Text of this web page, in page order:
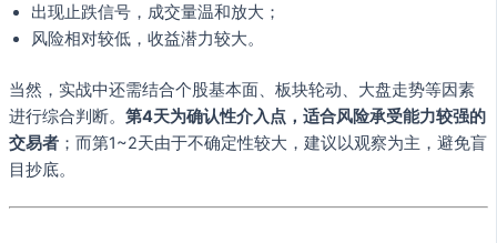
出现止跌信号，成交量温和放大；
风险相对较低，收益潜力较大。
当然，实战中还需结合个股基本面、板块轮动、大盘走势等因素
进行综合判断。 第4天为确认性介入点，适合风险承受能力较强的
交易者 ；而第1~2天由于不确定性较大，建议以观察为主，避免盲
目抄底。